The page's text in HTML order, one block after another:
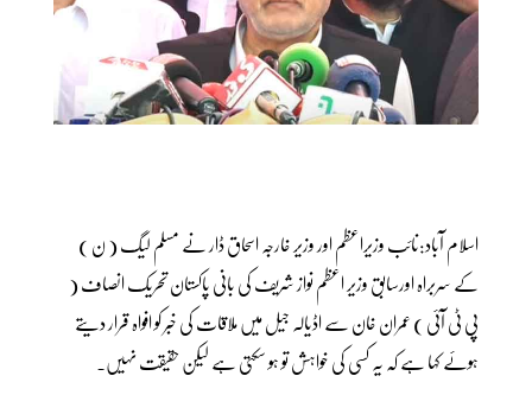
اسلام آباد:نائب وزیراعظم اور وزیر خارجہ اسحاق ڈار نے مسلم لیگ ( ن )
کے سربراہ اورسابق وزیر اعظم نواز شریف کی بانی پاکستان تحریک انصاف (
پی ٹی آئی ) عمران خان سے اڈیالہ جیل میں ملاقات کی خبر کو افواہ قرار دیتے
ہوئے کہا ہے کہ یہ کسی کی خواہش تو ہو سکتی ہے لیکن حقیقت نہیں۔